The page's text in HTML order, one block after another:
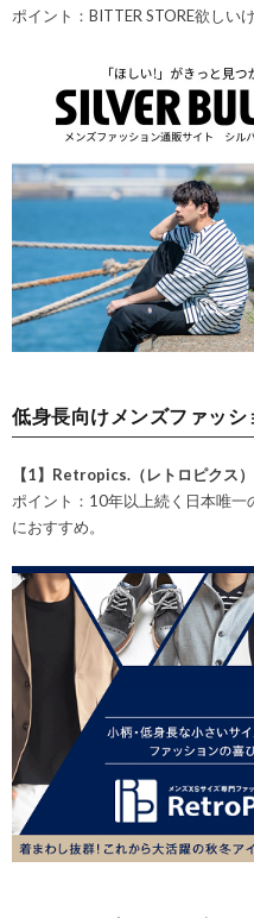
ポイント：BITTER STORE欲しい
低身長向けメンズファッシ
【1】Retropics.（レトロピクス）
ポイント：10年以上続く日本唯
におすすめ。